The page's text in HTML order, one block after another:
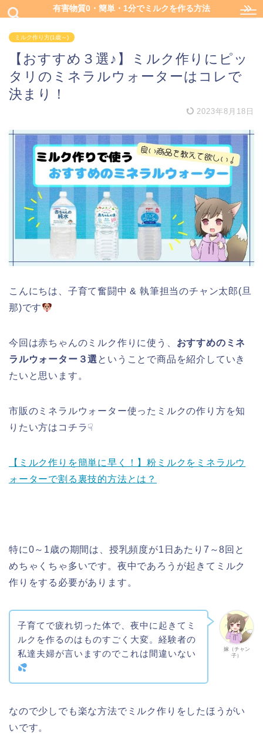
有害物質0・簡単・1分でミルクを作る方法
ミルク作り方(1歳～)
【おすすめ３選♪】ミルク作りにピッ
タリのミネラルウォーターはコレで
決まり！
2023年8月18日
こんにちは、子育て奮闘中 & 執筆担当のチャン太郎(旦
那)です
今回は赤ちゃんのミルク作りに使う、 おすすめのミネ
ラルウォーター３選 ということで商品を紹介していき
たいと思います。
市販のミネラルウォーター使ったミルクの作り方を知
りたい方はコチラ☟
【ミルク作りを簡単に早く！】粉ミルクをミネラルウ
ォーターで割る裏技的方法とは？
特に0～1歳の期間は、授乳頻度が1日あたり7～8回と
めちゃくちゃ多いです。夜中であろうが起きてミルク
作りをする必要があります。
嫁（チャン
子）
子育てで疲れ切った体で、夜中に起きてミ
ルクを作るのはものすごく大変。経験者の
私達夫婦が言いますのでこれは間違いない
なので少しでも楽な方法でミルク作りをしたほうがい
いです。